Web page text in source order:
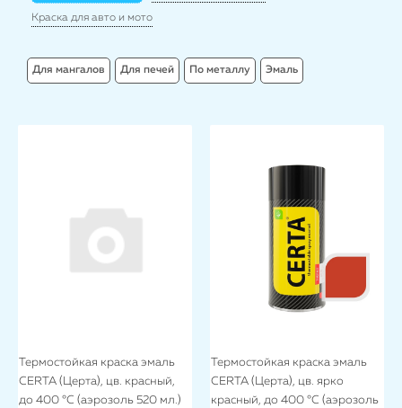
Краска для авто и мото
Для мангалов Для печей По металлу Эмаль
Термостойкая краска эмаль
CERTA (Церта), цв. красный,
до 400 °C (аэрозоль 520 мл.)
Термостойкая краска эмаль
CERTA (Церта), цв. ярко
красный, до 400 °C (аэрозоль